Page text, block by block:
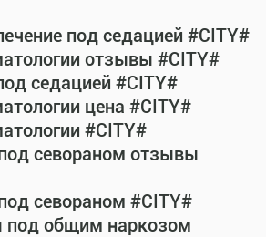
под седацией #CITY#
отзывы #CITY#
седацией #CITY#
цена #CITY#
#CITY#
севораном отзывы
севораном #CITY#
под общим наркозом